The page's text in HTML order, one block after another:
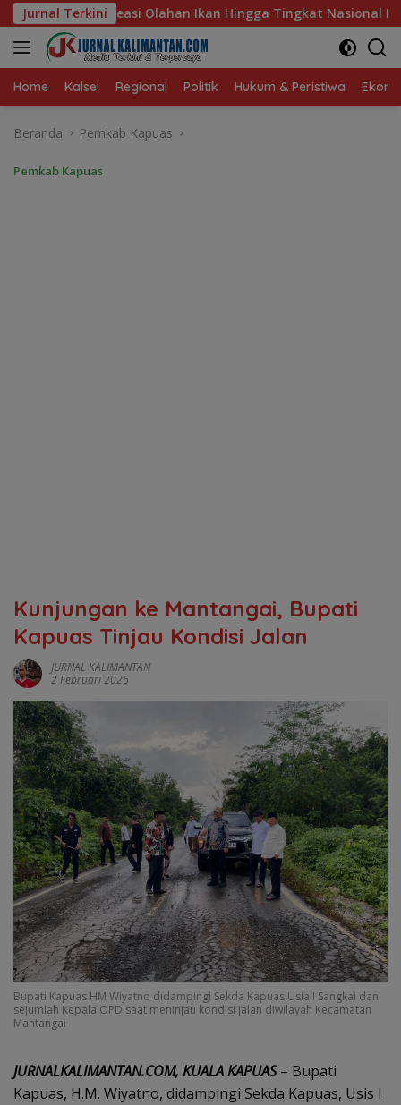
Langsung
ke
konten
Jurnal Terkini
Ikan Hingga Tingkat Nasional Pada Lomba Masak Serba
Home Kalsel Regional Politik Hukum & Peristiwa
Beranda Pemkab Kapuas
Pemkab Kapuas
Kunjungan ke Mantangai, Bupati
Kapuas Tinjau Kondisi Jalan
JURNAL KALIMANTAN
2 Februari 2026
Bupati Kapuas HM Wiyatno didampingi Sekda Kapuas Usia I Sangkai dan
sejumlah Kepala OPD saat meninjau kondisi jalan diwilayah Kecamatan
Mantangai
JURNALKALIMANTAN.COM, KUALA KAPUAS– Bupati
Kapuas, H.M. Wiyatno, didampingi Sekda Kapuas, Usis I